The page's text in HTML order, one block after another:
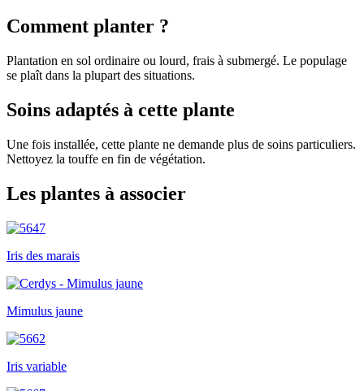
Comment planter ?
Plantation en sol ordinaire ou lourd, frais à submergé. Le populage
se plaît dans la plupart des situations.
Soins adaptés à cette plante
Une fois installée, cette plante ne demande plus de soins particuliers.
Nettoyez la touffe en fin de végétation.
Les plantes à associer
Iris des marais
Mimulus jaune
Iris variable